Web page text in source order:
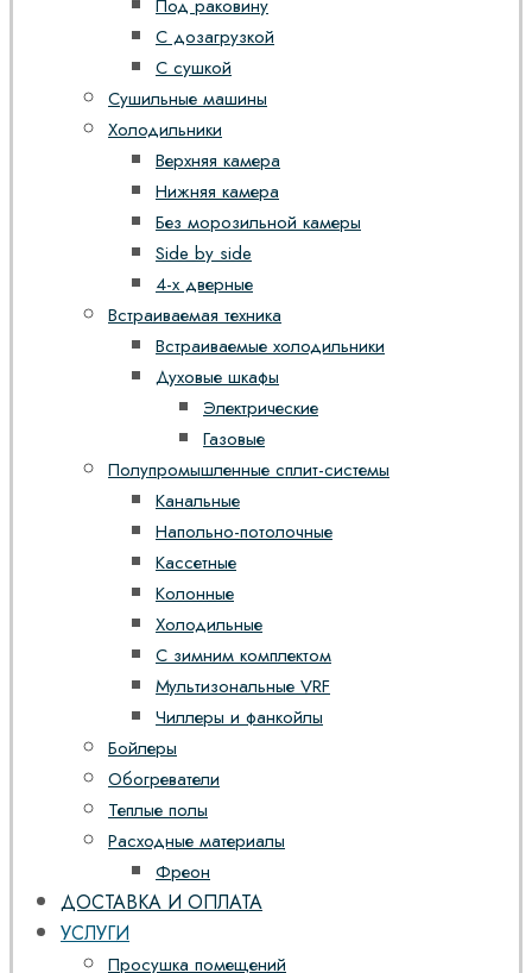
Под раковину
С дозагрузкой
С сушкой
Сушильные машины
Холодильники
Верхняя камера
Нижняя камера
Без морозильной камеры
Side by side
4-х дверные
Встраиваемая техника
Встраиваемые холодильники
Духовые шкафы
Электрические
Газовые
Полупромышленные сплит-системы
Канальные
Напольно-потолочные
Кассетные
Колонные
Холодильные
С зимним комплектом
Мультизональные VRF
Чиллеры и фанкойлы
Бойлеры
Обогреватели
Теплые полы
Расходные материалы
Фреон
ДОСТАВКА И ОПЛАТА
УСЛУГИ
Просушка помещений